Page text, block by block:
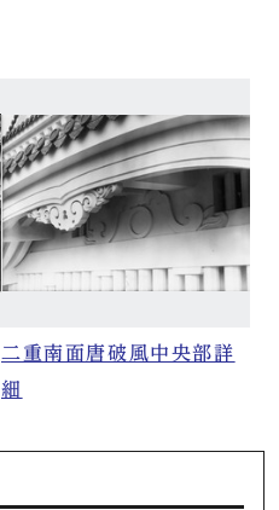
二重南面唐破風中央部詳
細